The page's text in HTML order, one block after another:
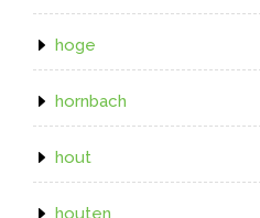
hoge
hornbach
hout
houten